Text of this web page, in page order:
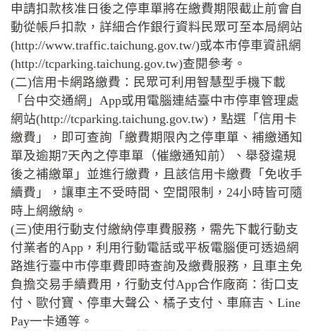
申請扣款核准日後之停車單將在繳費期限截止前會自
動從帳戶扣款，詳細合作銀行資料民眾可至本局網站
(http://www.traffic.taichung.gov.tw/)或本市停車資訊網
(http://tcparking.taichung.gov.tw)查閱參考。
(二)信用卡網路繳費：民眾可利用智慧型手機下載
「台中交通網」App或用電腦連結臺中市停車管理處
網站(http://tcparking.taichung.gov.tw)，點選「信用卡
繳費」，即可查詢「繳費期限內之停車單、補繳通知
單及逾期7天內之停車單（催繳通知前）、舉發違規
後之補繳單」並進行繳費，且該信用卡繳費「免收手
續費」，讓車主不受時間、空間限制，24小時皆可隨
時上網繳納。
(三)使用行動支付繳納停車費服務，需先下載行動支
付業者的App，利用行動電話或平板電腦便可透過網
路進行臺中市停車費即時查詢及繳費服務，且車主免
負擔交易手續費用，行動支付App合作廠商：街口支
付、歐付寶、停車大聲公、橘子支付、車麻吉、Line
Pay一卡通等。